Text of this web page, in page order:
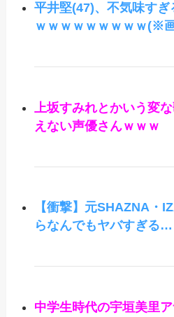
平井堅(47)、不気味す
ｗｗｗｗｗｗｗｗｗ(※
上坂すみれとかいう変
えない声優さんｗｗｗ
【衝撃】元SHAZNA・
らなんでもヤバすぎる…
中学生時代の宇垣美里